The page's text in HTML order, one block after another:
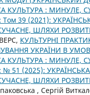
КУЛЬТУРА : МИНУЛЕ,
39 (2021):
ШЛЯХИ
КУЛЬТУРНІ
УКРАЇНИ В
КУЛЬТУРА : МИНУЛЕ,
51 (2025):
ШЛЯХИ
, Сергій